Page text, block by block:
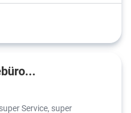
Service, super